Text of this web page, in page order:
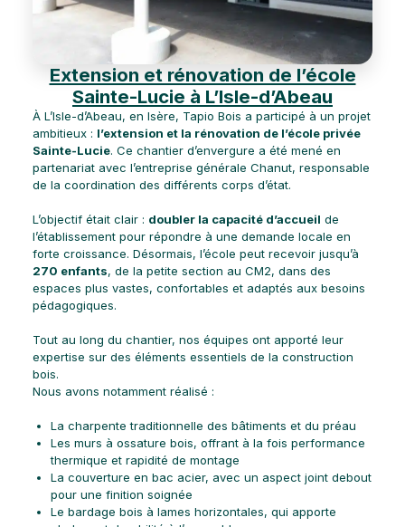
Extension et rénovation de l’école
Sainte-Lucie à L’Isle-d’Abeau
À L’Isle-d’Abeau, en Isère, Tapio Bois a participé à un projet
ambitieux : l’extension et la rénovation de l’école privée
Sainte-Lucie. Ce chantier d’envergure a été mené en
partenariat avec l’entreprise générale Chanut, responsable
de la coordination des différents corps d’état.
L’objectif était clair : doubler la capacité d’accueil de
l’établissement pour répondre à une demande locale en
forte croissance. Désormais, l’école peut recevoir jusqu’à
270 enfants, de la petite section au CM2, dans des
espaces plus vastes, confortables et adaptés aux besoins
pédagogiques.
Tout au long du chantier, nos équipes ont apporté leur
expertise sur des éléments essentiels de la construction
bois.
Nous avons notamment réalisé :
La charpente traditionnelle des bâtiments et du préau
Les murs à ossature bois, offrant à la fois performance
thermique et rapidité de montage
La couverture en bac acier, avec un aspect joint debout
pour une finition soignée
Le bardage bois à lames horizontales, qui apporte